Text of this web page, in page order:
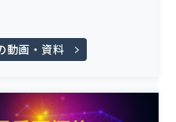
動画・資料